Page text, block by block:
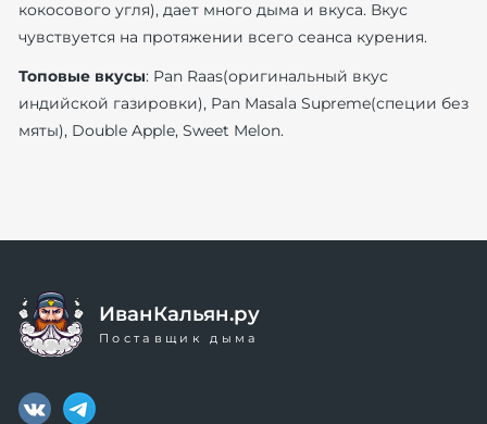
кокосового угля), дает много дыма и вкуса. Вкус
чувствуется на протяжении всего сеанса курения.
Топовые вкусы: Pan Raas(оригинальный вкус
индийской газировки), Pan Masala Supreme(специи без
мяты), Double Apple, Sweet Melon.
ИванКальян.ру
Поставщик дыма